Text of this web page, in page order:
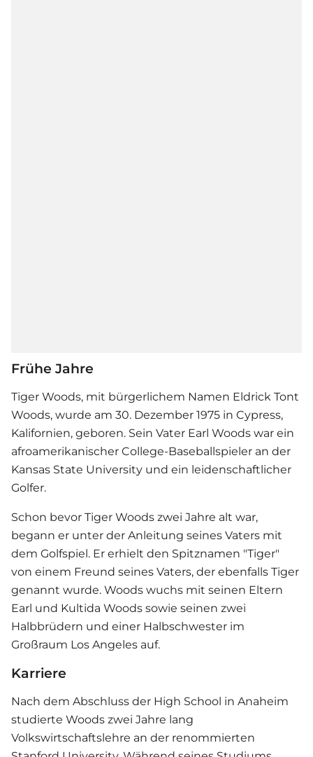
Frühe Jahre
Tiger Woods, mit bürgerlichem Namen Eldrick Tont
Woods, wurde am 30. Dezember 1975 in Cypress,
Kalifornien, geboren. Sein Vater Earl Woods war ein
afroamerikanischer College-Baseballspieler an der
Kansas State University und ein leidenschaftlicher
Golfer.
Schon bevor Tiger Woods zwei Jahre alt war,
begann er unter der Anleitung seines Vaters mit
dem Golfspiel. Er erhielt den Spitznamen "Tiger"
von einem Freund seines Vaters, der ebenfalls Tiger
genannt wurde. Woods wuchs mit seinen Eltern
Earl und Kultida Woods sowie seinen zwei
Halbbrüdern und einer Halbschwester im
Großraum Los Angeles auf.
Karriere
Nach dem Abschluss der High School in Anaheim
studierte Woods zwei Jahre lang
Volkswirtschaftslehre an der renommierten